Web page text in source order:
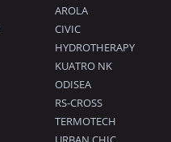
AROLA
CIVIC
HYDROTHERAPY
KUATRO NK
ODISEA
RS-CROSS
TERMOTECH